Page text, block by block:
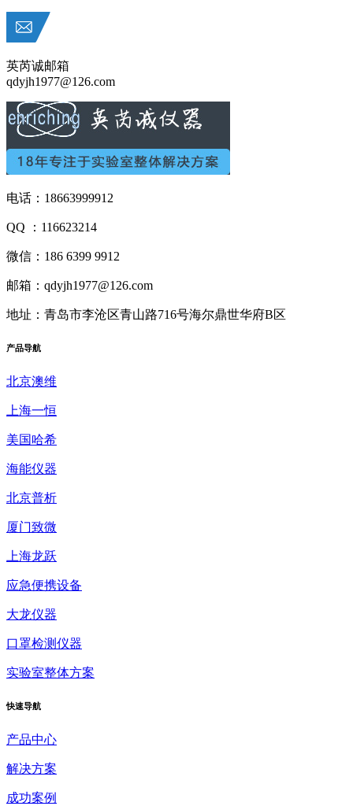
英芮诚邮箱
qdyjh1977@126.com
电话：18663999912
QQ ：116623214
微信：186 6399 9912
邮箱：qdyjh1977@126.com
地址：青岛市李沧区青山路716号海尔鼎世华府B区
产品导航
北京澳维
上海一恒
美国哈希
海能仪器
北京普析
厦门致微
上海龙跃
应急便携设备
大龙仪器
口罩检测仪器
实验室整体方案
快速导航
产品中心
解决方案
成功案例